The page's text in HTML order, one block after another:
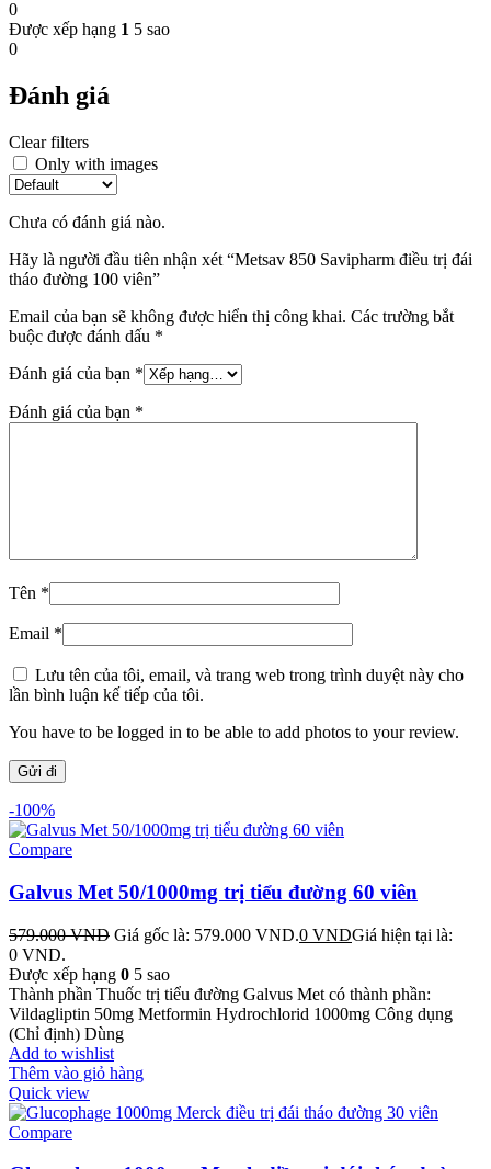
0
Được xếp hạng 1 5 sao
0
Đánh giá
Clear filters
Only with images
Chưa có đánh giá nào.
Hãy là người đầu tiên nhận xét “Metsav 850 Savipharm điều trị đái
tháo đường 100 viên”
Email của bạn sẽ không được hiển thị công khai. Các trường bắt
buộc được đánh dấu *
Đánh giá của bạn *
Đánh giá của bạn *
Tên *
Email *
Lưu tên của tôi, email, và trang web trong trình duyệt này cho
lần bình luận kế tiếp của tôi.
You have to be logged in to be able to add photos to your review.
-100%
Compare
Galvus Met 50/1000mg trị tiểu đường 60 viên
579.000VND Giá gốc là: 579.000 VND.0 VNDGiá hiện tại là:
0 VND.
Được xếp hạng 0 5 sao
Thành phần Thuốc trị tiểu đường Galvus Met có thành phần:
Vildagliptin 50mg Metformin Hydrochlorid 1000mg Công dụng
(Chỉ định) Dùng
Add to wishlist
Thêm vào giỏ hàng
Quick view
Compare